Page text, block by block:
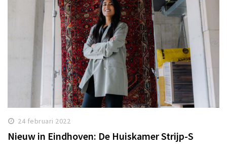
24 februari 2022
Nieuw in Eindhoven: De Huiskamer Strijp-S